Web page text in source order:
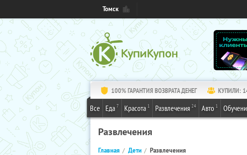
Томск
100% ГАРАНТИЯ ВОЗВРАТА ДЕНЕГ КУПИЛИ:
Все Еда 7 Красота 1 Развлечения 24 Авто 1
Развлечения
Главная Дети Развлечения